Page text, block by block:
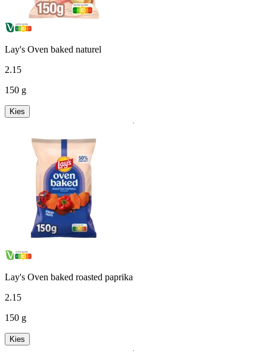
Lay's Oven baked naturel
2.15
150 g
Kies
Lay's Oven baked roasted paprika
2.15
150 g
Kies